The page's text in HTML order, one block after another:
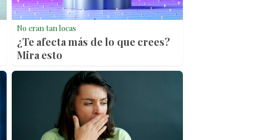
No eran tan locas
¿Te afecta más de lo que crees?
Mira esto